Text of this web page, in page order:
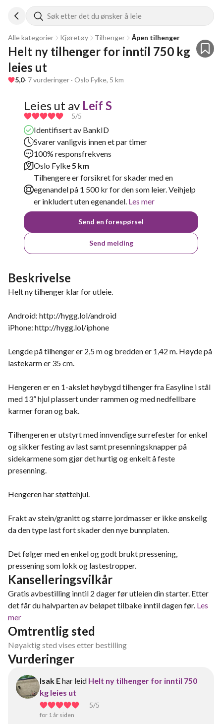
Søk etter det du ønsker å leie
Alle kategorier Kjøretøy Tilhenger Åpen tilhenger
Helt ny tilhenger for inntil 750 kg
leies ut
5,0· 7 vurderinger · Oslo Fylke, 5 km
Leies ut av Leif S
5/5
Identifisert av BankID
Svarer vanligvis innen et par timer
100% responsfrekvens
Oslo Fylke5 km
Tilhengere er forsikret for skader med en
egenandel på 1 500 kr for den som leier. Veihjelp
er inkludert uten egenandel. Les mer
Send en forespørsel
Send melding
Beskrivelse
Helt ny tilhenger klar for utleie.
Android: http://hygg.lol/android
iPhone: http://hygg.lol/iphone
Lengde på tilhenger er 2,5 m og bredden er 1,42 m. Høyde på
lastekarm er 35 cm.
Hengeren er en 1-akslet høybygd tilhenger fra Easyline i stål
med 13” hjul plassert under rammen og med nedfellbare
karmer foran og bak.
Tilhengeren er utstyrt med innvendige surrefester for enkel
og sikker festing av last samt presenningsknapper på
sidekarmene som gjør det hurtig og enkelt å feste
presenning.
Hengeren har støttehjul.
Frakt av stein/granitt og større jordmasser er ikke ønskelig
da den type last fort skader den nye bunnplaten.
Det følger med en enkel og godt brukt pressening,
pressening som lokk og lastestropper.
Kanselleringsvilkår
Gratis avbestilling inntil 2 dager før utleien din starter. Etter
det får du halvparten av beløpet tilbake inntil dagen før. Les
mer
Omtrentlig sted
Nøyaktig sted vises etter bestilling
Vurderinger
Isak Ehar leid Helt ny tilhenger for inntil 750
kg leies ut
5/5
for 1 år siden